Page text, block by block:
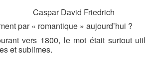
Caspar David Friedrich
par « romantique » aujourd’hui ?
vers 1800, le mot était surtout
et sublimes.